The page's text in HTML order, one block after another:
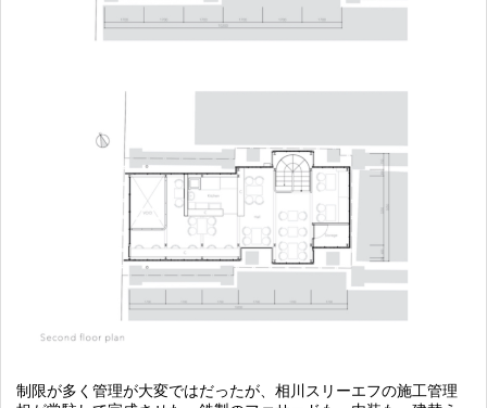
制限が多く管理が大変ではだったが、相川スリーエフの施工管理